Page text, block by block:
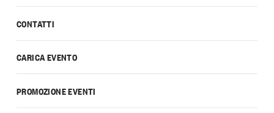
CONTATTI
CARICA EVENTO
PROMOZIONE EVENTI